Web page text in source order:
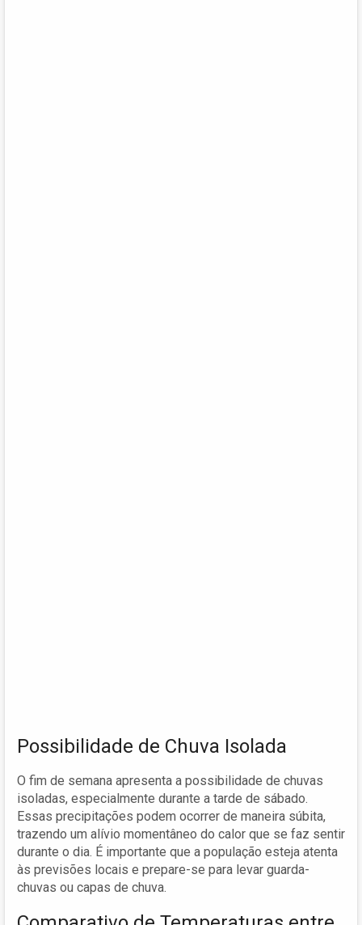
Possibilidade de Chuva Isolada
O fim de semana apresenta a possibilidade de chuvas
isoladas, especialmente durante a tarde de sábado.
Essas precipitações podem ocorrer de maneira súbita,
trazendo um alívio momentâneo do calor que se faz sentir
durante o dia. É importante que a população esteja atenta
às previsões locais e prepare-se para levar guarda-
chuvas ou capas de chuva.